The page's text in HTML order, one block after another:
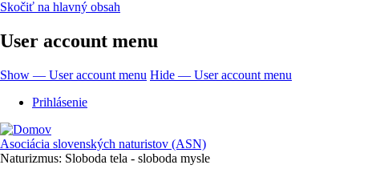
Skočiť na hlavný obsah
User account menu
Show — User account menu Hide — User account menu
Prihlásenie
Asociácia slovenských naturistov (ASN)
Naturizmus: Sloboda tela - sloboda mysle